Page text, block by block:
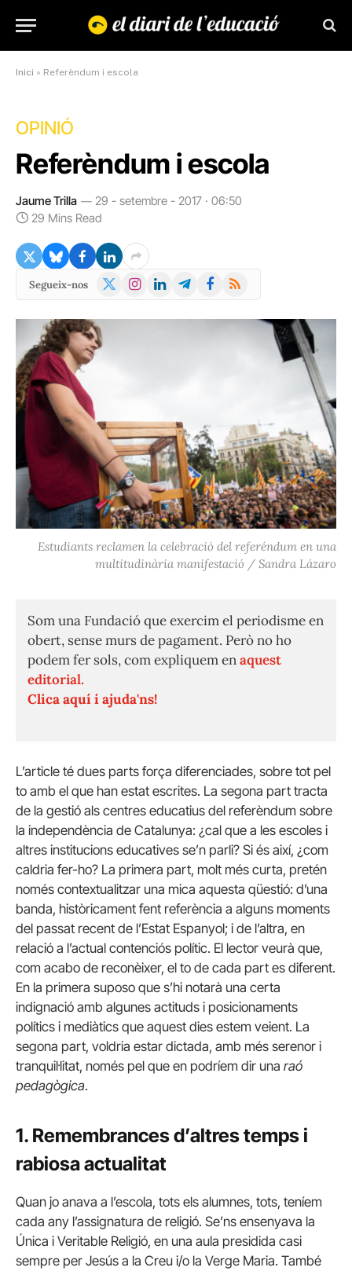
Inici » Referèndum i escola
OPINIÓ
Referèndum i escola
Jaume Trilla
29 - setembre - 2017 · 06:50
29 Mins Read
Segueix-nos
X
Instagram
LinkedInTelegramFacebook
RSS
Estudiants reclamen la celebració del referéndum en una
multitudinària manifestació / Sandra Lázaro
Som una Fundació que exercim el periodisme en
obert, sense murs de pagament. Però no ho
podem fer sols, com expliquem enaquest
editorial.
Clica aquí i ajuda'ns!
L’article té dues parts força diferenciades, sobre tot pel
to amb el que han estat escrites. La segona part tracta
de la gestió als centres educatius del referèndum sobre
la independència de Catalunya: ¿cal que a les escoles i
altres institucions educatives se’n parli? Si és així, ¿com
caldria fer-ho? La primera part, molt més curta, pretén
només contextualitzar una mica aquesta qüestió: d’una
banda, històricament fent referència a alguns moments
del passat recent de l’Estat Espanyol; i de l’altra, en
relació a l’actual contenciós polític. El lector veurà que,
com acabo de reconèixer, el to de cada part es diferent.
En la primera suposo que s’hi notarà una certa
indignació amb algunes actituds i posicionaments
polítics i mediàtics que aquest dies estem veient. La
segona part, voldria estar dictada, amb més serenor i
tranquil·litat, només pel que en podríem dir una raó
pedagògica.
1. Remembrances d’altres temps i
rabiosa actualitat
Quan jo anava a l’escola, tots els alumnes, tots, teníem
cada any l’assignatura de religió. Se’ns ensenyava la
Única i Veritable Religió, en una aula presidida casi
sempre per Jesús a la Creu i/o la Verge Maria. També